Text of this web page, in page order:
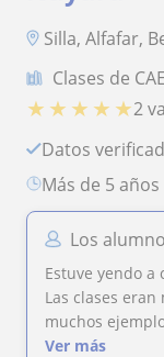
Silla, Alfafar,
Clases de
★ ★ ★ ★ ★2
Datos
más de 5
Los
Estuve yendo a
Las clases
muchos
Ver más